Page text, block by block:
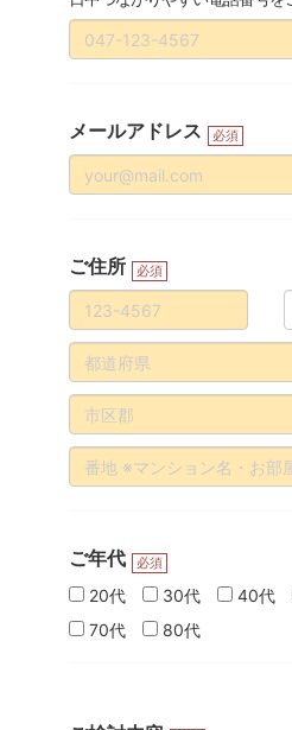
メールアドレス 必須
ご住所 必須
ご年代 必須
20代 30代 40代
70代
80代